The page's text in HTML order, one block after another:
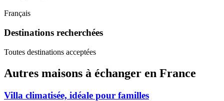
Français
Destinations recherchées
Toutes destinations acceptées
Autres maisons à échanger en France
Villa climatisée, idéale pour familles